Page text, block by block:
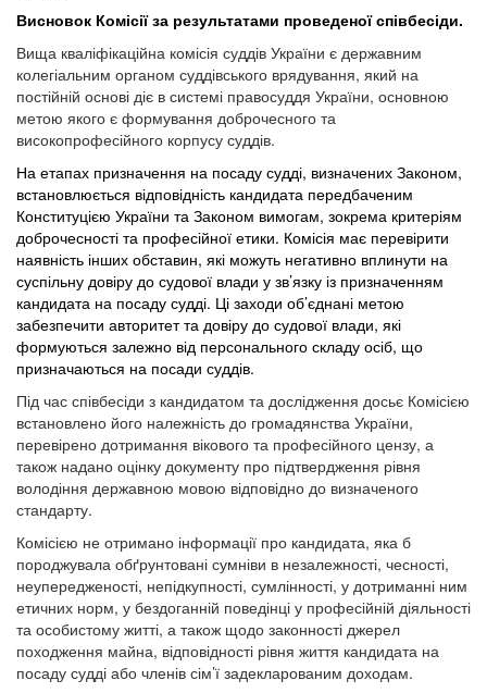
Висновок Комісії за результатами проведеної співбесіди.
Вища кваліфікаційна комісія суддів України є державним
колегіальним органом суддівського врядування, який на
постійній основі діє в системі правосуддя України, основною
метою якого є формування доброчесного та
високопрофесійного корпусу суддів.
На етапах призначення на посаду судді, визначених Законом,
встановлюється відповідність кандидата передбаченим
Конституцією України та Законом вимогам, зокрема критеріям
доброчесності та професійної етики. Комісія має перевірити
наявність інших обставин, які можуть негативно вплинути на
суспільну довіру до судової влади у зв’язку із призначенням
кандидата на посаду судді. Ці заходи об’єднані метою
забезпечити авторитет та довіру до судової влади, які
формуються залежно від персонального складу осіб, що
призначаються на посади суддів.
Під час співбесіди з кандидатом та дослідження досьє Комісією
встановлено його належність до громадянства України,
перевірено дотримання вікового та професійного цензу, а
також надано оцінку документу про підтвердження рівня
володіння державною мовою відповідно до визначеного
стандарту.
Комісією не отримано інформації про кандидата, яка б
породжувала обґрунтовані сумніви в незалежності, чесності,
неупередженості, непідкупності, сумлінності, у дотриманні ним
етичних норм, у бездоганній поведінці у професійній діяльності
та особистому житті, а також щодо законності джерел
походження майна, відповідності рівня життя кандидата на
посаду судді або членів сім’ї задекларованим доходам.